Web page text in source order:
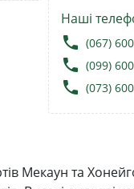
Наші
local_phone (067)
local_phone (099)
local_phone (073)
Мекаун та